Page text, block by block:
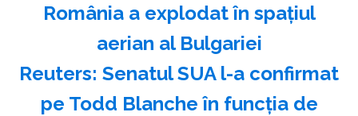
România a explodat în spaţiul
aerian al Bulgariei
Reuters: Senatul SUA l-a confirmat
pe Todd Blanche în funcţia de